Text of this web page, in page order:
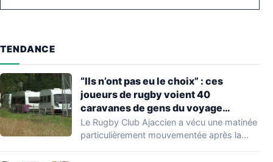
TENDANCE
“Ils n’ont pas eu le choix” : ces
joueurs de rugby voient 40
caravanes de gens du voyage
s’installer dans leur stade, ils les
délogent en moins d’1 heure
Le Rugby Club Ajaccien a vécu une matinée
particulièrement mouvementée après la